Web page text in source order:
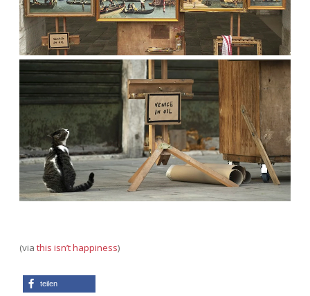
(via this isn’t happiness)
teilen